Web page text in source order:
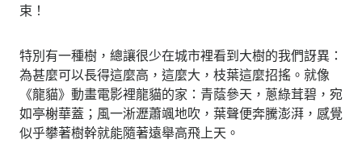
束！
特別有一種樹，總讓很少在城市裡看到大樹的我們訝異：
為甚麼可以長得這麼高，這麼大，枝葉這麼招搖。就像
《龍貓》動畫電影裡龍貓的家：青蔭參天，蔥綠茸碧，宛
如亭榭華蓋；風一淅瀝蕭颯地吹，葉聲便奔騰澎湃，感覺
似乎攀著樹幹就能隨著遠舉高飛上天。